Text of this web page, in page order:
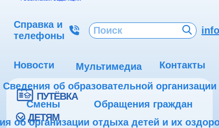
Справка и
телефоны
Новости Мультимедиа
Контакты
Сведения об образовательной организации
Смены
Обращения граждан
об организации отдыха детей и их
ПУТЁВКА
ДЕТЯМ